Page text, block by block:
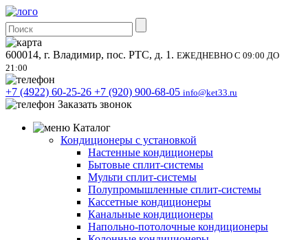
600014, г. Владимир, пос. РТС, д. 1. ЕЖЕДНЕВНО С 09:00 ДО
21:00
+7 (4922) 60-25-26 +7 (920) 900-68-05 info@ket33.ru
Заказать звонок
Каталог
Кондиционеры с установкой
Настенные кондиционеры
Бытовые сплит-системы
Мульти сплит-системы
Полупромышленные сплит-системы
Кассетные кондиционеры
Канальные кондиционеры
Напольно-потолочные кондиционеры